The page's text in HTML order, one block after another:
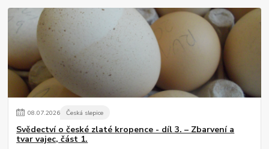
08.07.2026 Česká slepice
Svědectví o české zlaté kropence - díl 3. – Zbarvení a
tvar vajec, část 1.